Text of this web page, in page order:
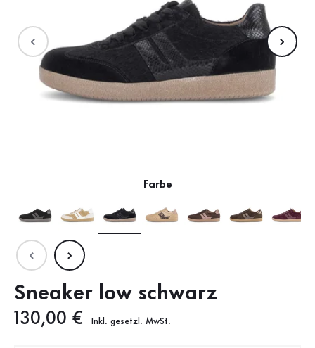
Farbe
Sneaker low schwarz
Neuer Preis
130,00 € Inkl. gesetzl. MwSt.